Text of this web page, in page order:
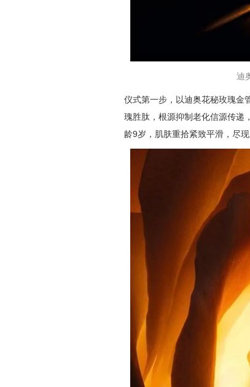
迪
仪式第一步，以迪奥花秘玫瑰金
瑰胜肽，根源抑制老化信源传递
龄9岁，肌肤重拾紧致平滑，尽现